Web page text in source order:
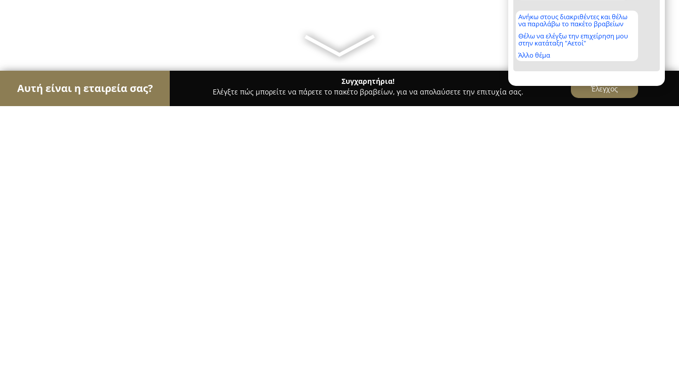
Ανήκω στους διακριθέντες και θέλω
να παραλάβω το πακέτο βραβείων
Θέλω να ελέγξω την επιχείρηση μου
στην κατάταξη "Αετοί"
Άλλο θέμα
Αυτή είναι η εταιρεία σας?
Συγχαρητήρια!
Ελέγξτε πώς μπορείτε να πάρετε το πακέτο βραβείων, για να απολαύσετε την επιτυχία σας.
Έλεγχος